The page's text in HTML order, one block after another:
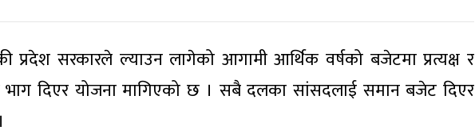
प्रदेश सरकारले ल्याउन लागेको आगामी आर्थिक वर्षको बजेटमा प्रत्यक्ष र
दिएर योजना मागिएको छ । सबै दलका सांसदलाई समान बजेट दिएर